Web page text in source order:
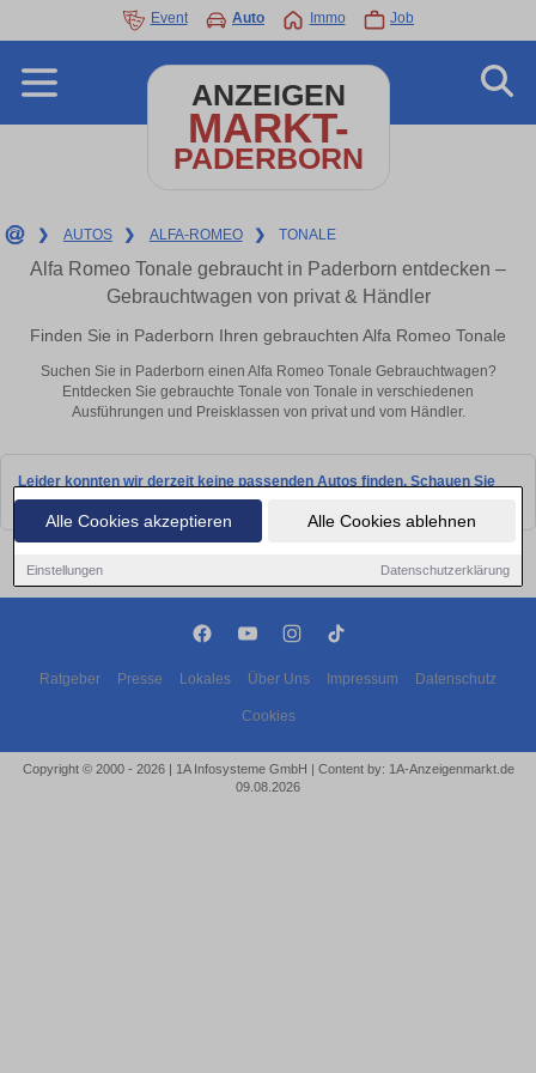
Alle Cookies akzeptieren Alle Cookies ablehnen
Einstellungen Datenschutzerklärung
Event Auto Immo Job
ANZEIGEN
MARKT-
PADERBORN
❯ AUTOS ❯ ALFA-ROMEO ❯ TONALE
Alfa Romeo Tonale gebraucht in Paderborn entdecken –
Gebrauchtwagen von privat & Händler
Finden Sie in Paderborn Ihren gebrauchten Alfa Romeo Tonale
Suchen Sie in Paderborn einen Alfa Romeo Tonale Gebrauchtwagen?
Entdecken Sie gebrauchte Tonale von Tonale in verschiedenen
Ausführungen und Preisklassen von privat und vom Händler.
Leider konnten wir derzeit keine passenden Autos finden. Schauen Sie
bald wieder vorbei!
Ratgeber Presse Lokales Über Uns Impressum Datenschutz
Cookies
Copyright © 2000 - 2026 | 1A Infosysteme GmbH | Content by: 1A-Anzeigenmarkt.de
09.08.2026